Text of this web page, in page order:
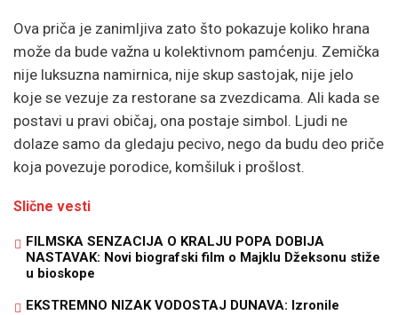
Ova priča je zanimljiva zato što pokazuje koliko hrana
može da bude važna u kolektivnom pamćenju. Zemička
nije luksuzna namirnica, nije skup sastojak, nije jelo
koje se vezuje za restorane sa zvezdicama. Ali kada se
postavi u pravi običaj, ona postaje simbol. Ljudi ne
dolaze samo da gledaju pecivo, nego da budu deo priče
koja povezuje porodice, komšiluk i prošlost.
Slične vesti
FILMSKA SENZACIJA O KRALJU POPA DOBIJA
NASTAVAK: Novi biografski film o Majklu Džeksonu stiže
u bioskope
EKSTREMNO NIZAK VODOSTAJ DUNAVA: Izronile